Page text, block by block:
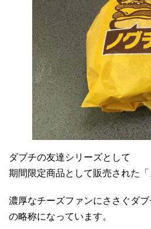
ダブチの友達シリーズとして
期間限定商品として販売された「
濃厚なチーズファンにささぐダブ
の略称になっています。